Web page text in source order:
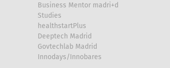
Business Mentor madri+d
Studies
healthstartPlus
Deeptech Madrid
Govtechlab Madrid
Innodays/Innobares